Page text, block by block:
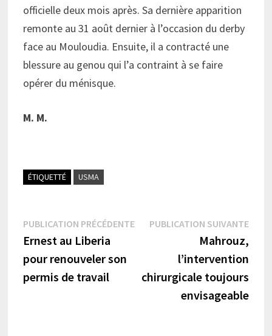
officielle deux mois après. Sa dernière apparition
remonte au 31 août dernier à l’occasion du derby
face au Mouloudia. Ensuite, il a contracté une
blessure au genou qui l’a contraint à se faire
opérer du ménisque.
M. M.
ÉTIQUETTÉ USMA
Navigation
de
l’article
PUBLICATION PRÉCÉDENTEPublication
Ernest au Liberia
pour renouveler son
permis de travail
PUBLICATION SUIVANTE
Mahrouz,
l’intervention
chirurgicale toujours
envisageable